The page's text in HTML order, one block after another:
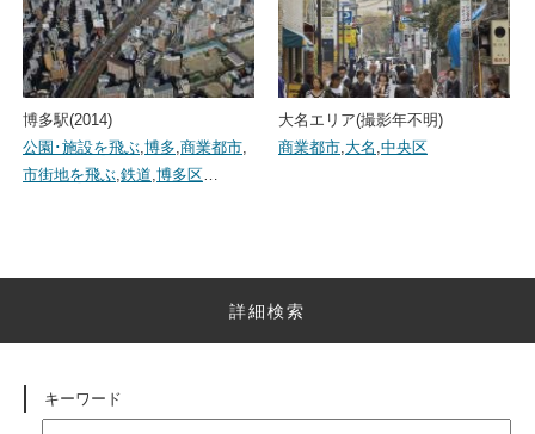
博多駅(2014)
公園･施設を飛ぶ,博多,商業都市,
市街地を飛ぶ,鉄道,博多区…
大名エリア(撮影年不明)
商業都市,大名 ,中央区
詳細検索
キーワード